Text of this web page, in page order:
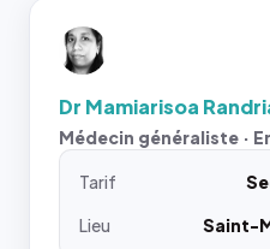
Dr Mamiarisoa
Médecin généraliste ·
Tarif
Lieu
Saint-